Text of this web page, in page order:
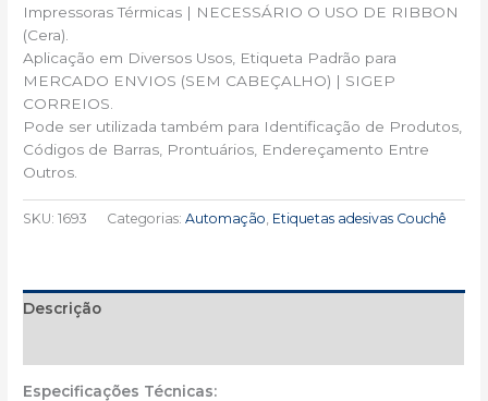
Impressoras Térmicas | NECESSÁRIO O USO DE RIBBON
(Cera).
Aplicação em Diversos Usos, Etiqueta Padrão para
MERCADO ENVIOS (SEM CABEÇALHO) | SIGEP
CORREIOS.
Pode ser utilizada também para Identificação de Produtos,
Códigos de Barras, Prontuários, Endereçamento Entre
Outros.
SKU:1693 Categorias:Automação, Etiquetas adesivas Couchê
Descrição
Especificações Técnicas: